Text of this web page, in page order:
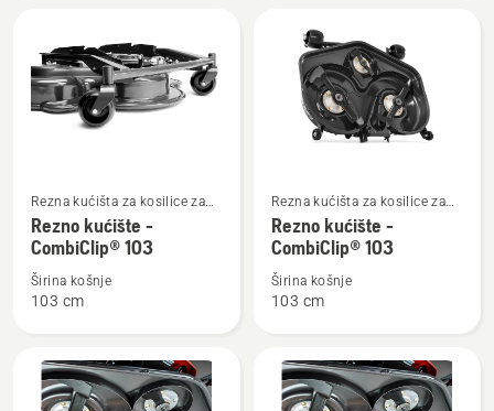
103
Combi
više
detalja
Rezno
CombiClip®
103
Rezna kućišta za kosilice za
vožnju s reznim kućištem
sprijeda namijenjene za
stambena područja
Rezno kućište -
CombiClip® 103
Širina košnje
103 cm
više
detalja
Rezno
CombiClip®
103
Rezna kućišta za kosilice za
vožnju s reznim kućištem
sprijeda namijenjene za
stambena područja
Rezno kućište -
CombiClip® 103
Širina košnje
103 cm